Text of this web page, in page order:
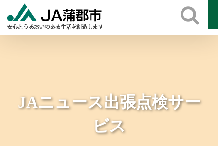
JAニュース出張点検サー
ビス